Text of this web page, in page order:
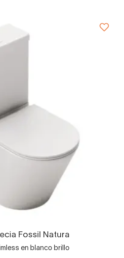
Fossil Natura
en blanco brillo